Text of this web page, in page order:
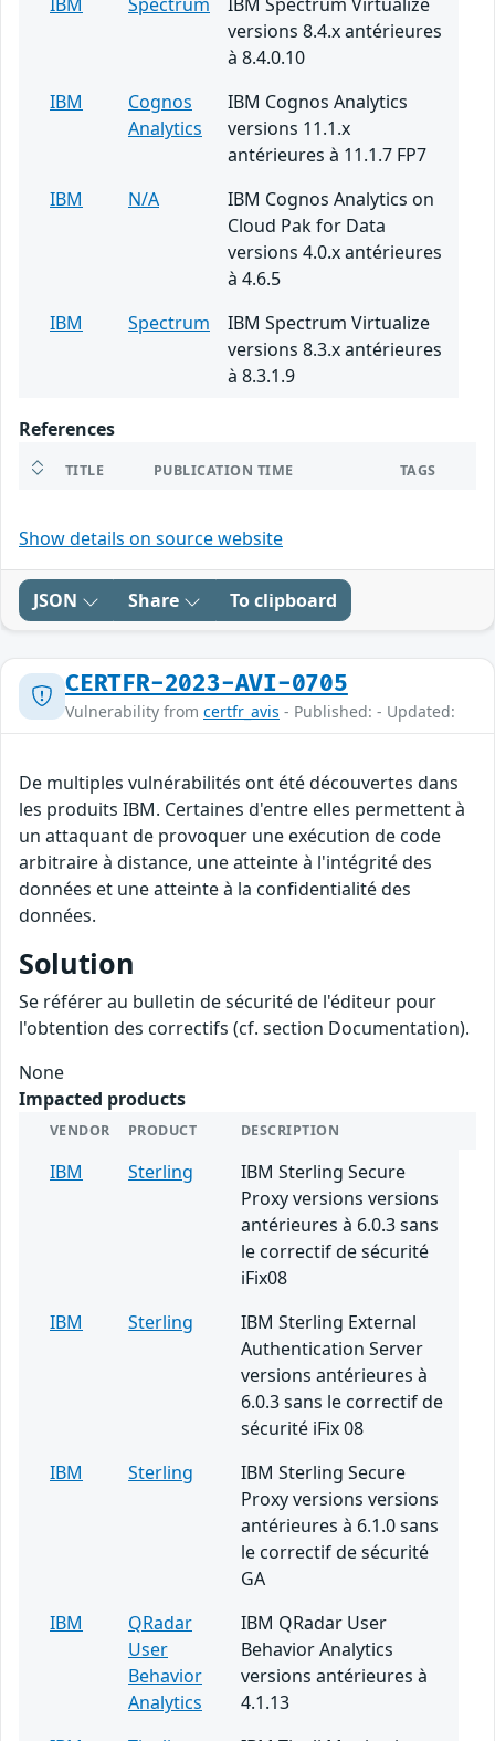
versions 8.4.x antérieures
à 8.4.0.10
IBM
Cognos
Analytics
IBM Cognos Analytics
versions 11.1.x
antérieures à 11.1.7 FP7
IBM
N/A
IBM Cognos Analytics on
Cloud Pak for Data
versions 4.0.x antérieures
à 4.6.5
IBM
Spectrum
IBM Spectrum Virtualize
versions 8.3.x antérieures
à 8.3.1.9
References
TITLE PUBLICATION TIME TAGS
Show details on source website
JSON Share To clipboard
CERTFR-2023-AVI-0705
Vulnerability from certfr_avis - Published: - Updated:
De multiples vulnérabilités ont été découvertes dans
les produits IBM. Certaines d'entre elles permettent à
un attaquant de provoquer une exécution de code
arbitraire à distance, une atteinte à l'intégrité des
données et une atteinte à la confidentialité des
données.
Solution
Se référer au bulletin de sécurité de l'éditeur pour
l'obtention des correctifs (cf. section Documentation).
None
Impacted products
VENDOR PRODUCT DESCRIPTION
IBM Sterling
IBM Sterling Secure
Proxy versions versions
antérieures à 6.0.3 sans
le correctif de sécurité
iFix08
IBM
Sterling
IBM Sterling External
Authentication Server
versions antérieures à
6.0.3 sans le correctif de
sécurité iFix 08
IBM
Sterling
IBM Sterling Secure
Proxy versions versions
antérieures à 6.1.0 sans
le correctif de sécurité
GA
IBM
QRadar
User
Behavior
Analytics
IBM QRadar User
Behavior Analytics
versions antérieures à
4.1.13